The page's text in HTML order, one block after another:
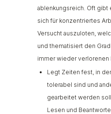
ablenkungsreich. Oft gibt
sich für konzentriertes
Versucht auszuloten,
und thematisiert den
immer wieder verlorenen
Legt Zeiten fest, in
tolerabel sind und
gearbeitet werden
Lesen und